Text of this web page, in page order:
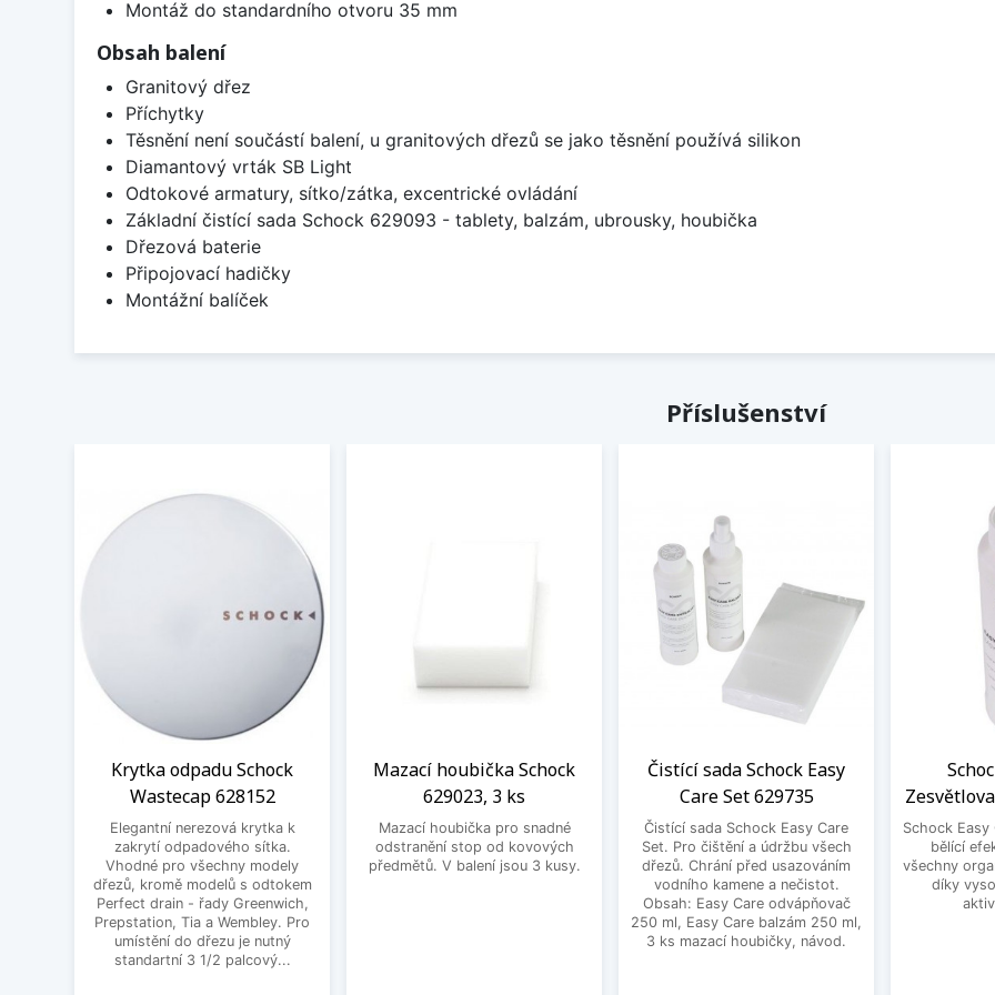
Montáž do standardního otvoru 35 mm
Obsah balení
Granitový dřez
Příchytky
Těsnění není součástí balení, u granitových dřezů se jako těsnění používá silikon
Diamantový vrták SB Light
Odtokové armatury, sítko/zátka, excentrické ovládání
Základní čistící sada Schock 629093 - tablety, balzám, ubrousky, houbička
Dřezová baterie
Připojovací hadičky
Montážní balíček
Příslušenství
Krytka odpadu Schock
Wastecap 628152
Elegantní nerezová krytka k
zakrytí odpadového sítka.
Vhodné pro všechny modely
dřezů, kromě modelů s odtokem
Perfect drain - řady Greenwich,
Prepstation, Tia a Wembley. Pro
umístění do dřezu je nutný
standartní 3 1/2 palcový...
Mazací houbička Schock
629023, 3 ks
Mazací houbička pro snadné
odstranění stop od kovových
předmětů. V balení jsou 3 kusy.
Čistící sada Schock Easy
Care Set 629735
Čistící sada Schock Easy Care
Set. Pro čištění a údržbu všech
dřezů. Chrání před usazováním
vodního kamene a nečistot.
Obsah: Easy Care odvápňovač
250 ml, Easy Care balzám 250 ml,
3 ks mazací houbičky, návod.
Schock Easy
bělící
všechny
díky